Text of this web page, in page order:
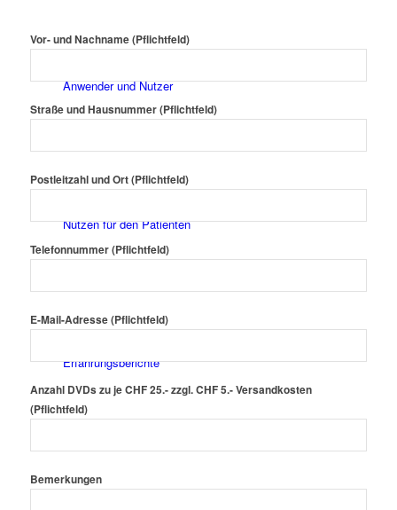
Anwender und Nutzer
Nutzen für den Patienten
Erfahrungsberichte
Vor- und Nachname (Pflichtfeld)
Straße und Hausnummer (Pflichtfeld)
Postleitzahl und Ort (Pflichtfeld)
Telefonnummer (Pflichtfeld)
E-Mail-Adresse (Pflichtfeld)
Anzahl DVDs zu je CHF 25.- zzgl. CHF 5.- Versandkosten
(Pflichtfeld)
Bemerkungen